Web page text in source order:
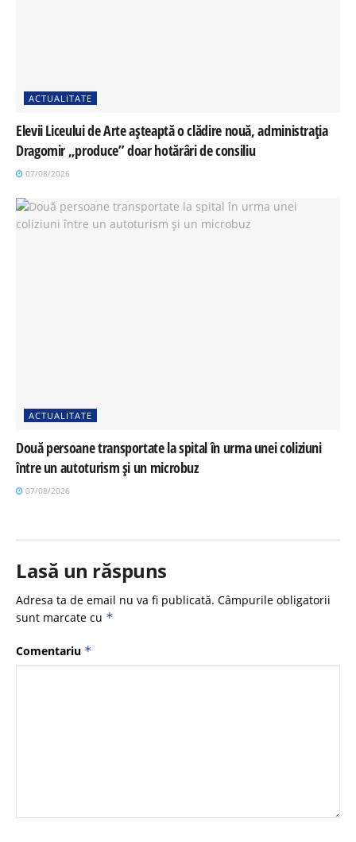
ACTUALITATE
Elevii Liceului de Arte așteaptă o clădire nouă, administrația
Dragomir „produce” doar hotărâri de consiliu
07/08/2026
ACTUALITATE
Două persoane transportate la spital în urma unei coliziuni
între un autoturism și un microbuz
07/08/2026
Lasă un răspuns
Adresa ta de email nu va fi publicată. Câmpurile obligatorii
sunt marcate cu *
Comentariu *